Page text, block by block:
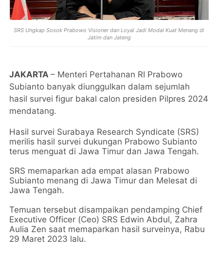
SRS Ungkap Sosok Prabowo Visioner dan Loyal Jadi Modal Kuat Menang di
Jatim dan Jateng
JAKARTA– Menteri Pertahanan RI Prabowo
Subianto banyak diunggulkan dalam sejumlah
hasil survei figur bakal calon presiden Pilpres 2024
mendatang.
Hasil survei Surabaya Research Syndicate (SRS)
merilis hasil survei dukungan Prabowo Subianto
terus menguat di Jawa Timur dan Jawa Tengah.
SRS memaparkan ada empat alasan Prabowo
Subianto menang di Jawa Timur dan Melesat di
Jawa Tengah.
Temuan tersebut disampaikan pendamping Chief
Executive Officer (Ceo) SRS Edwin Abdul, Zahra
Aulia Zen saat memaparkan hasil surveinya, Rabu
29 Maret 2023 lalu.